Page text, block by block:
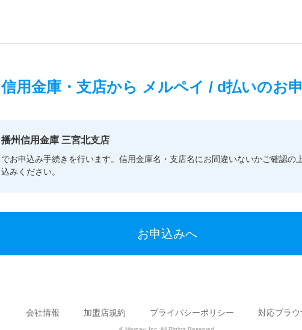
信用金庫・支店から メルペイ / d払いのお
播州信用金庫 三宮北支店
でお申込み手続きを行います。信用金庫名・支店名にお間違いないかご確認の
込みください。
お申込みへ
会社情報 加盟店規約 プライバシーポリシー 対応ブラウ